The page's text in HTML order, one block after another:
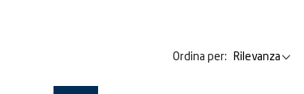
Ordina per: Rilevanza